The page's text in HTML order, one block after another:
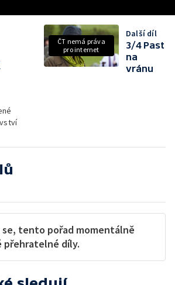
ČT nemá práva
pro internet
Další díl
3/4 Past
na
vránu
se, tento pořad momentálně
přehratelné díly.